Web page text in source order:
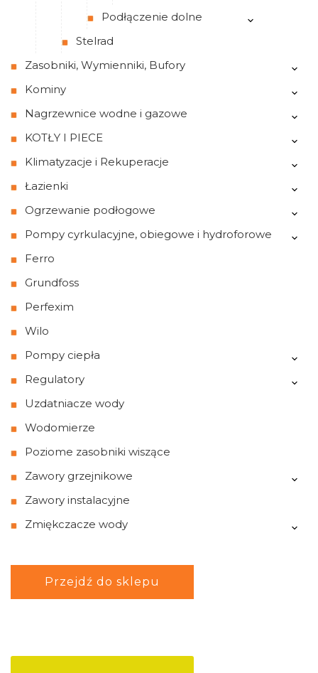
Podłączenie dolne
Stelrad
Zasobniki, Wymienniki, Bufory
Kominy
Nagrzewnice wodne i gazowe
KOTŁY I PIECE
Klimatyzacje i Rekuperacje
Łazienki
Ogrzewanie podłogowe
Pompy cyrkulacyjne, obiegowe i hydroforowe
Ferro
Grundfoss
Perfexim
Wilo
Pompy ciepła
Regulatory
Uzdatniacze wody
Wodomierze
Poziome zasobniki wiszące
Zawory grzejnikowe
Zawory instalacyjne
Zmiękczacze wody
Przejdź do sklepu